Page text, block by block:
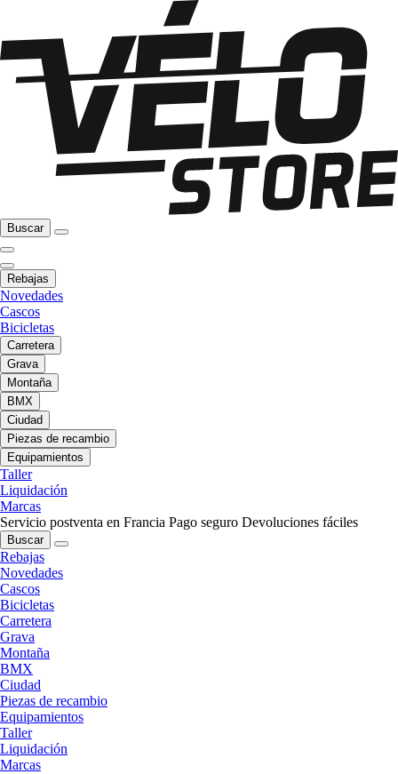
Buscar
Rebajas
Novedades
Cascos
Bicicletas
Carretera
Grava
Montaña
BMX
Ciudad
Piezas de recambio
Equipamientos
Taller
Liquidación
Marcas
Servicio postventa en Francia Pago seguro Devoluciones fáciles
Buscar
Rebajas
Novedades
Cascos
Bicicletas
Carretera
Grava
Montaña
BMX
Ciudad
Piezas de recambio
Equipamientos
Taller
Liquidación
Marcas